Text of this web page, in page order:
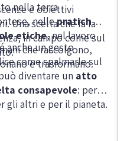
e obiettivi
Una scelta che fa la
in campo come sul
nella terra
nellepratiche
etiche, nel lavoro
che raccolgono,
e trasformano.
anche un gesto
come spalmarle sul
diventare un atto
consapevole: per
gli altri e per il pianeta.